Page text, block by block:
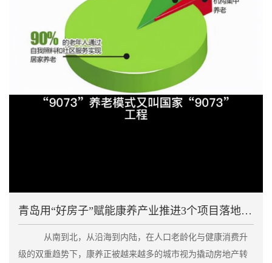
青岛用“好房子”赋能康养产业推进3个项目落地建设
从南到北，从沿海到内陆，在人口老龄化与健康消费升
级的双重趋势下，康养正被越来越多的城市视为撬动房地产转